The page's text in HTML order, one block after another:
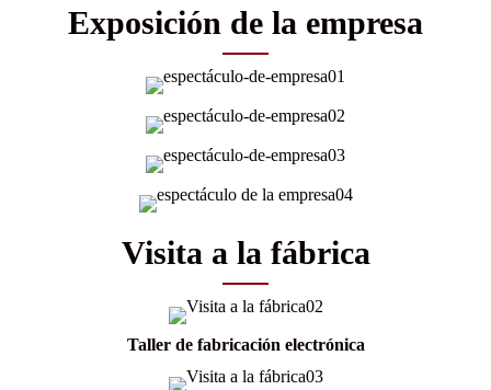
Exposición de la empresa
Visita a la fábrica
Taller de fabricación electrónica